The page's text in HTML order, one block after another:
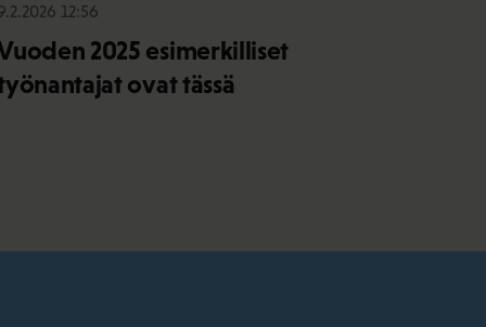
12:56
2025 esimerkilliset
ovat tässä